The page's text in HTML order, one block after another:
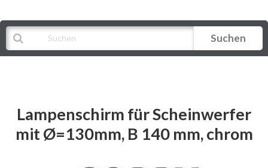
Suchen
Lampenschirm für Scheinwerfer
mit Ø=130mm, B 140 mm, chrom